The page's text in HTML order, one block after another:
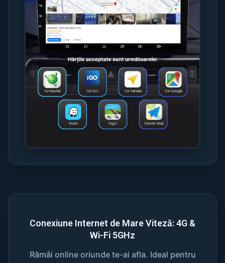
Conexiune Internet de Mare Viteză: 4G &
Wi-Fi 5GHz
Rămâi online oriunde te-ai afla. Ideal pentru